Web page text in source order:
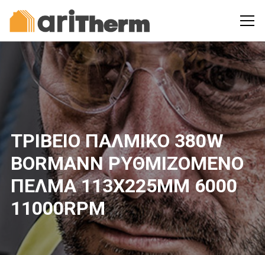
ΤΡΙΒΕΙΟ ΠΑΛΜΙΚΟ 380W
BORMANN ΡΥΘΜΙΖΟΜΕΝΟ
ΠΕΛΜΑ 113Χ225ΜΜ 6000
11000RPM